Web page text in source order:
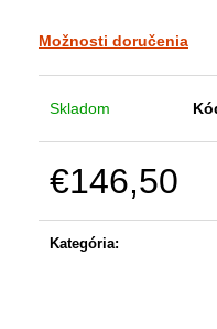
Možnosti doručenia
Skladom
€146,50
Kategória: